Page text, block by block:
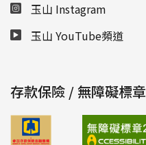
玉山 Instagram
玉山 YouTube頻道
存款保險 / 無障礙標章